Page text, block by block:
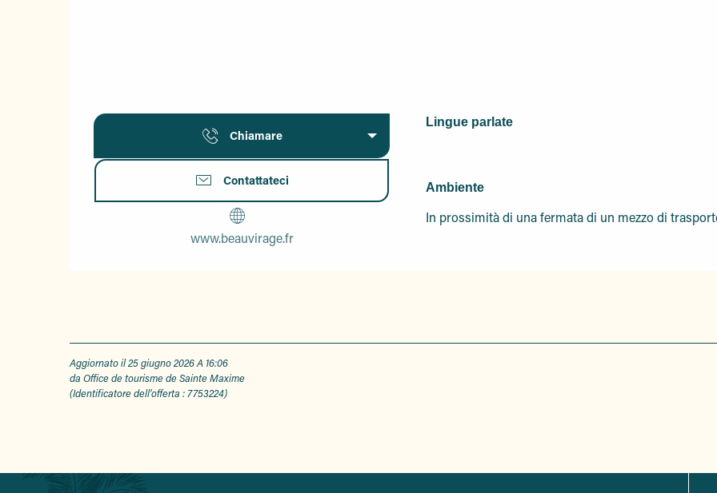
Chiamare
Contattateci
www.beauvirage.fr
Lingue parlate
Lingue parlate
Ambiente
Ambiente
In prossimità di una fermata di un mezzo di
Aggiornato il 25 giugno 2026 A 16:06
da Office de tourisme de Sainte Maxime
(Identificatore dell'offerta : 7753224)